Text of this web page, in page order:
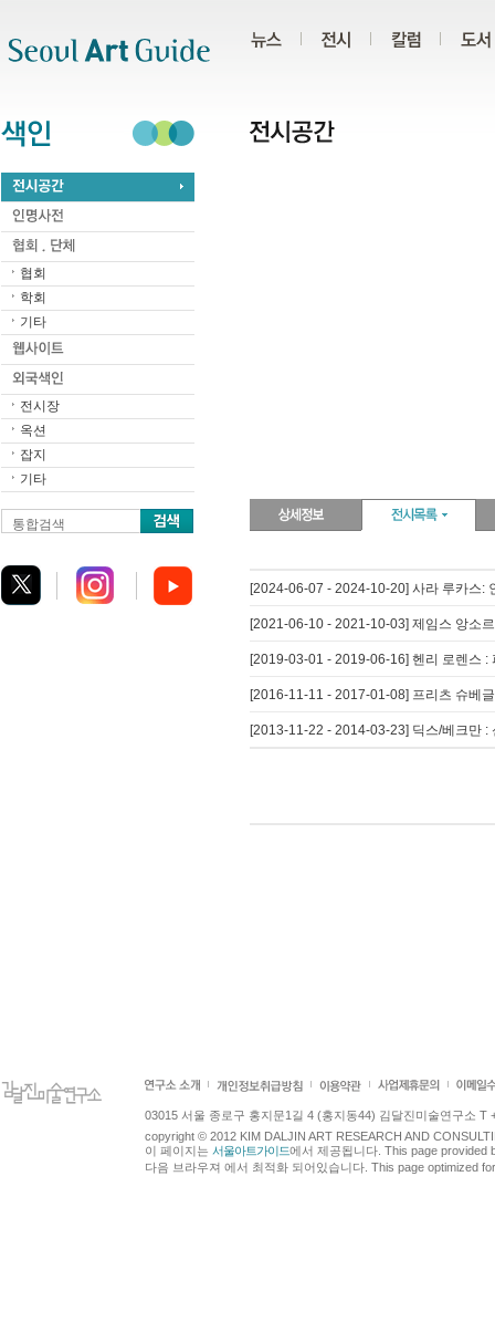
협회
학회
기타
전시장
옥션
잡지
기타
통합검색
[2024-06-07 - 2024-10-20] 사라 루카스:
[2021-06-10 - 2021-10-03] 제임스 앙소르
[2019-03-01 - 2019-06-16] 헨리 로렌스 :
[2016-11-11 - 2017-01-08] 프리츠 슈베
[2013-11-22 - 2014-03-23] 딕스/베크만 :
03015 서울 종로구 홍지문1길 4 (홍지동44) 김달진미술연구소 T
copyright © 2012 KIM DALJIN ART RESEARCH AND
이 페이지는 서울아트가이드에서 제공됩니다. This page provided
다음 브라우져 에서 최적화 되어있습니다. This page optimized